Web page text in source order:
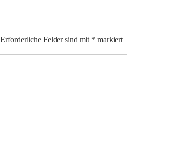
Erforderliche Felder sind mit * markiert